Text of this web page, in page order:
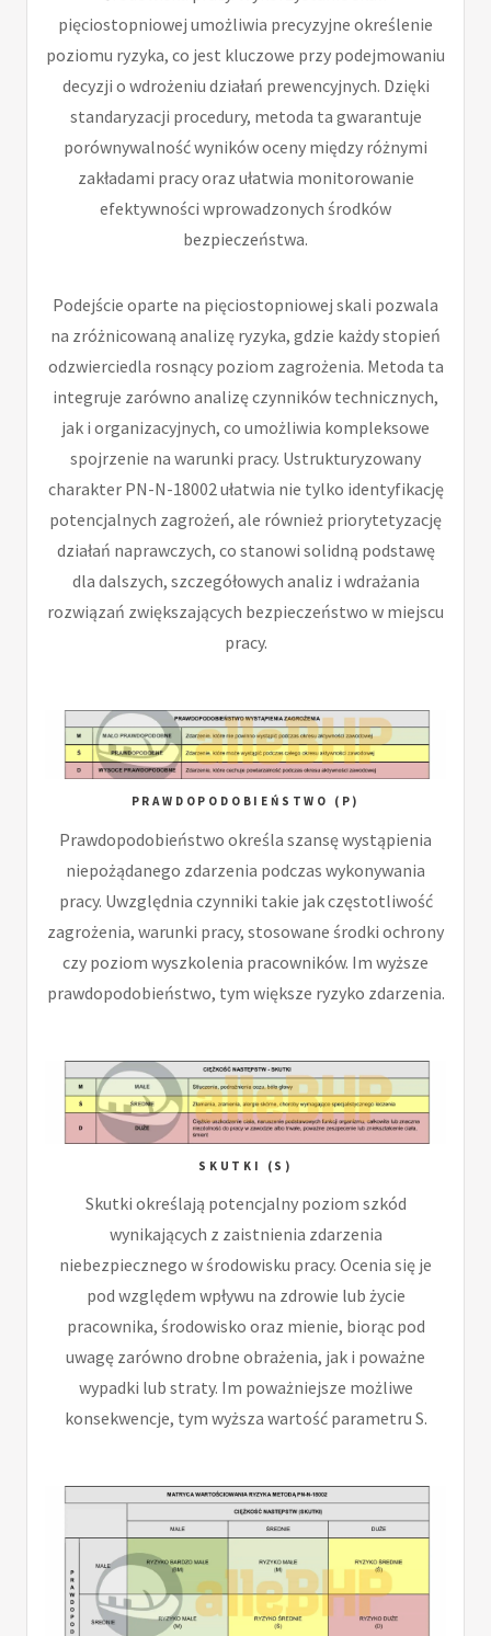
pięciostopniowej umożliwia precyzyjne określenie
poziomu ryzyka, co jest kluczowe przy podejmowaniu
decyzji o wdrożeniu działań prewencyjnych. Dzięki
standaryzacji procedury, metoda ta gwarantuje
porównywalność wyników oceny między różnymi
zakładami pracy oraz ułatwia monitorowanie
efektywności wprowadzonych środków
bezpieczeństwa.
Podejście oparte na pięciostopniowej skali pozwala
na zróżnicowaną analizę ryzyka, gdzie każdy stopień
odzwierciedla rosnący poziom zagrożenia. Metoda ta
integruje zarówno analizę czynników technicznych,
jak i organizacyjnych, co umożliwia kompleksowe
spojrzenie na warunki pracy. Ustrukturyzowany
charakter PN-N-18002 ułatwia nie tylko identyfikację
potencjalnych zagrożeń, ale również priorytetyzację
działań naprawczych, co stanowi solidną podstawę
dla dalszych, szczegółowych analiz i wdrażania
rozwiązań zwiększających bezpieczeństwo w miejscu
pracy.
PRAWDOPODOBIEŃSTWO (P)
Prawdopodobieństwo określa szansę wystąpienia
niepożądanego zdarzenia podczas wykonywania
pracy. Uwzględnia czynniki takie jak częstotliwość
zagrożenia, warunki pracy, stosowane środki ochrony
czy poziom wyszkolenia pracowników. Im wyższe
prawdopodobieństwo, tym większe ryzyko zdarzenia.
SKUTKI (S)
Skutki określają potencjalny poziom szkód
wynikających z zaistnienia zdarzenia
niebezpiecznego w środowisku pracy. Ocenia się je
pod względem wpływu na zdrowie lub życie
pracownika, środowisko oraz mienie, biorąc pod
uwagę zarówno drobne obrażenia, jak i poważne
wypadki lub straty. Im poważniejsze możliwe
konsekwencje, tym wyższa wartość parametru S.